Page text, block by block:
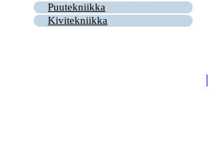
Puutekniikka
Kivitekniikka